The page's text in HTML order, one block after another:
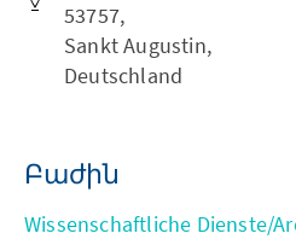
53757,
Sankt Augustin,
Deutschland
Բաժին
Wissenschaftliche Dienste/